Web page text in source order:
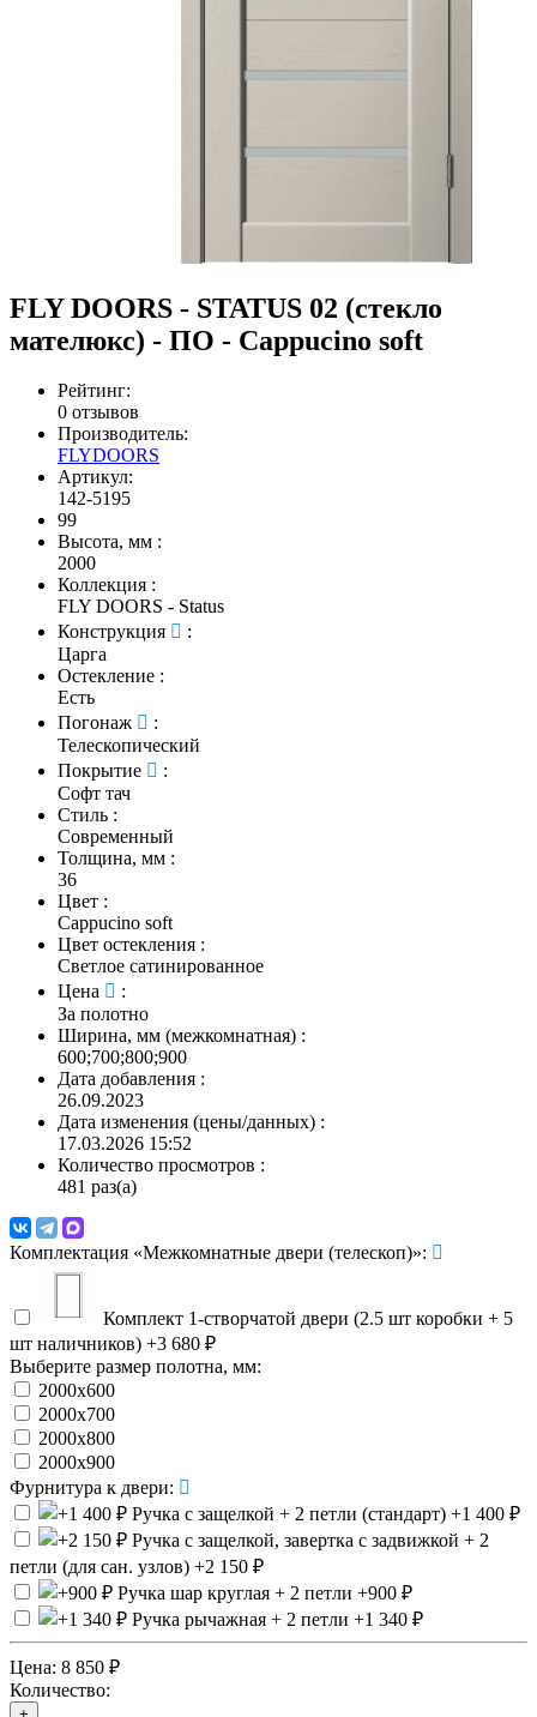
FLY DOORS - STATUS 02 (стекло
мателюкс) - ПО - Cappucino soft
Рейтинг:
0 отзывов
Производитель:
FLYDOORS
Артикул:
142-5195
99
Высота, мм :
2000
Коллекция :
FLY DOORS - Status
Конструкция
:
Царга
Остекление :
Есть
Погонаж
:
Телескопический
Покрытие
:
Софт тач
Стиль :
Современный
Толщина, мм :
36
Цвет :
Cappucino soft
Цвет остекления :
Светлое сатинированное
Цена
:
За полотно
Ширина, мм (межкомнатная) :
600;700;800;900
Дата добавления :
26.09.2023
Дата изменения (цены/данных) :
17.03.2026 15:52
Количество просмотров :
481 раз(а)
Комплектация «Межкомнатные двери (телескоп)»:
Комплект 1-створчатой двери (2.5 шт коробки + 5
шт наличников) +3 680 ₽
Выберите размер полотна, мм:
2000х600
2000х700
2000х800
2000х900
Фурнитура к двери:
Ручка с защелкой + 2 петли (стандарт) +1 400 ₽
Ручка с защелкой, завертка с задвижкой + 2
петли (для сан. узлов) +2 150 ₽
Ручка шар круглая + 2 петли +900 ₽
Ручка рычажная + 2 петли +1 340 ₽
Цена: 8 850 ₽
Количество: